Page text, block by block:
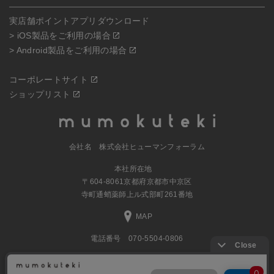
実店舗ポイントアプリダウンロード
> iOS製品をご利用の場合
> Android製品をご利用の場合
コーポレートサイト
ショップリスト
会社名 株式会社ヒューマンフォーラム
本社所在地
〒604-8061京都府京都市中京区
寺町通蛸薬師上ル式部町261番地
MAP
電話番号 070-5504-0806
営業時間 11:00～17:30（土日休業）